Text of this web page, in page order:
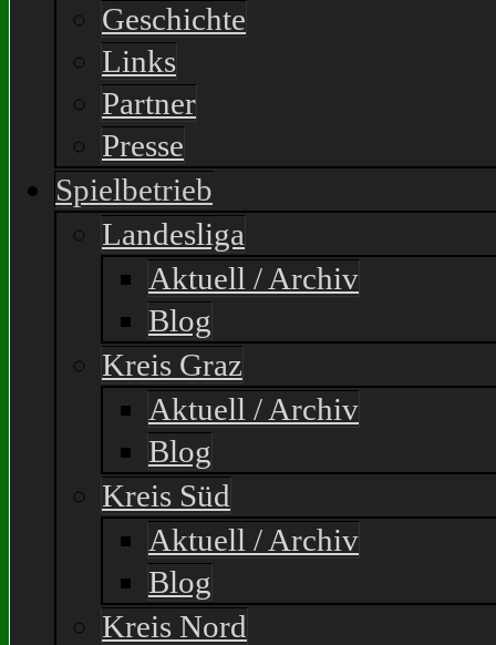
Geschichte
Links
Partner
Presse
Spielbetrieb
Landesliga
Aktuell / Archiv
Blog
Kreis Graz
Aktuell / Archiv
Blog
Kreis Süd
Aktuell / Archiv
Blog
Kreis Nord